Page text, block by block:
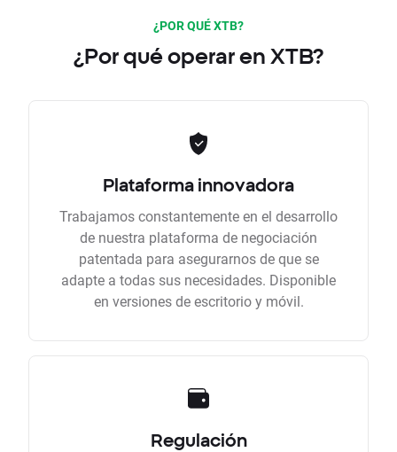
¿POR QUÉ XTB?
¿Por qué operar en XTB?
Plataforma innovadora
Trabajamos constantemente en el desarrollo
de nuestra plataforma de negociación
patentada para asegurarnos de que se
adapte a todas sus necesidades. Disponible
en versiones de escritorio y móvil.
Regulación